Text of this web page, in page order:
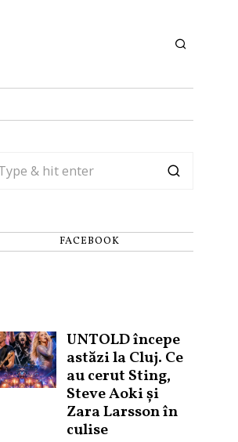
FACEBOOK
UNTOLD începe
astăzi la Cluj. Ce
au cerut Sting,
Steve Aoki și
Zara Larsson în
culise